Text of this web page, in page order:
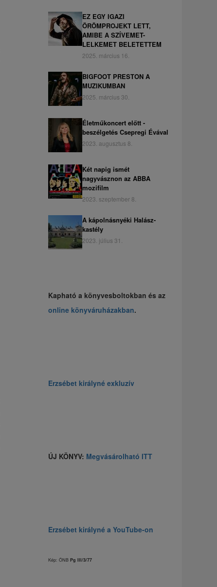
EZ EGY IGAZI
ÖRÖMPROJEKT LETT,
AMIBE A SZÍVEMET-
LELKEMET BELETETTEM
2025. március 16.
BIGFOOT PRESTON A
MUZIKUMBAN
2025. március 30.
Életműkoncert előtt -
beszélgetés Csepregi Évával
2023. augusztus 8.
Két napig ismét
nagyvásznon az ABBA
mozifilm
2023. szeptember 8.
A kápolnásnyéki Halász-
kastély
2023. július 31.
Kapható a könyvesboltokban és az
online könyváruházakban.
Erzsébet királyné exkluzív
ÚJ KÖNYV: Megvásárolható ITT
Erzsébet királyné a YouTube-on
Kép: ÖNB Pg III/3/77